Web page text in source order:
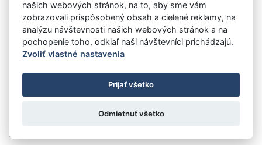
Vystavil:Sociálny podnik mesta Senica, s. r. o.
Úrad vlády SR
- Všetky práva vyhradené
Prehlásenie o prístupnosti
Zmluvy do 31.12.2010
Nastavenia cookies
: Aglo Solutions
našich webových stránok, na to, aby sme vám
zobrazovali prispôsobený obsah a cielené reklamy, na
analýzu návštevnosti našich webových stránok a na
pochopenie toho, odkiaľ naši návštevníci prichádzajú.
Zvoliť vlastné nastavenia
Prijať všetko
Odmietnuť všetko